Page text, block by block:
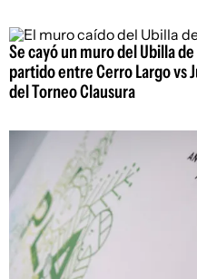
Se cayó un muro del Ubilla
partido entre Cerro Largo vs
del Torneo Clausura